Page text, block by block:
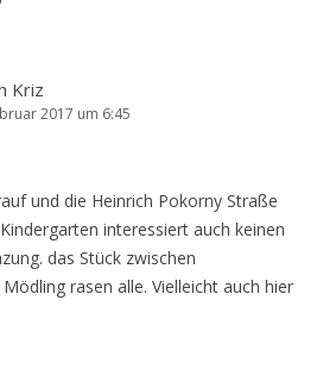
Kriz
2017 um 6:45
und die Heinrich Pokorny Straße
interessiert auch keinen
das Stück zwischen
rasen alle. Vielleicht auch hier